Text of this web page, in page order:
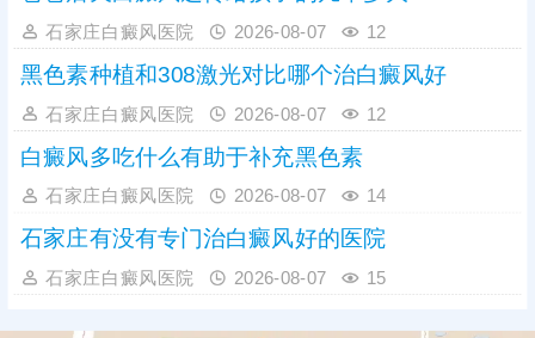
石家庄白癜风医院 2026-08-07 12
黑色素种植和308激光对比哪个治白癜风好
石家庄白癜风医院 2026-08-07 12
白癜风多吃什么有助于补充黑色素
石家庄白癜风医院 2026-08-07 14
石家庄有没有专门治白癜风好的医院
石家庄白癜风医院 2026-08-07 15